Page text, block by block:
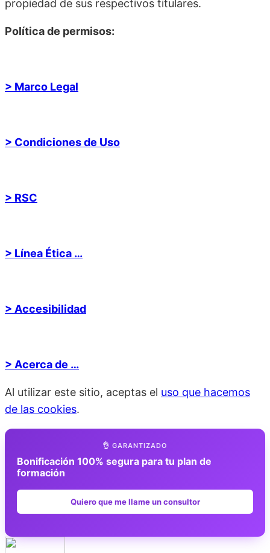
propiedad de sus respectivos titulares.
Política de permisos:
> Marco Legal
> Condiciones de Uso
> RSC
> Línea Ética …
> Accesibilidad
> Acerca de …
Al utilizar este sitio, aceptas el uso que hacemos
de las cookies.
👌 GARANTIZADO
Bonificación 100% segura para tu plan de
formación
Quiero que me llame un consultor